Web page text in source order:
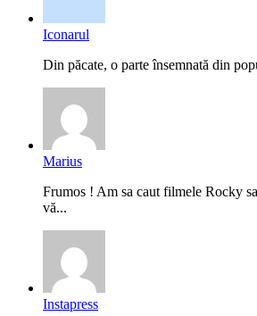
Iconarul
Din păcate, o parte însemnată din
Marius
Frumos ! Am sa caut filmele Rocky
vă...
Instapress